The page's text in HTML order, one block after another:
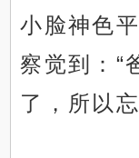
小脸神色
察觉到：“
了，所以